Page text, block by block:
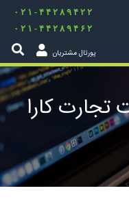
۰۲۱-۴۴۲۸۹۴۲۲
۰۲۱-۴۴۲۸۹۴۶۲
پورتال مشتریان
کارا